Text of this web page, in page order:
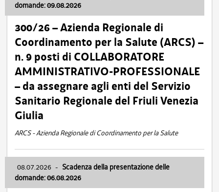
domande: 09.08.2026
300/26 – Azienda Regionale di
Coordinamento per la Salute (ARCS) –
n. 9 posti di COLLABORATORE
AMMINISTRATIVO-PROFESSIONALE
– da assegnare agli enti del Servizio
Sanitario Regionale del Friuli Venezia
Giulia
ARCS - Azienda Regionale di Coordinamento per la Salute
08.07.2026 - Scadenza della presentazione delle
domande: 06.08.2026